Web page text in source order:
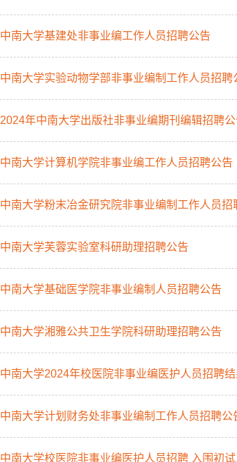
中南大学基建处非事业编工作人员招聘公告
中南大学实验动物学部非事业编制工作人员招聘
2024年中南大学出版社非事业编期刊编辑招聘公
中南大学计算机学院非事业编工作人员招聘公告
中南大学粉末冶金研究院非事业编制工作人员招
中南大学芙蓉实验室科研助理招聘公告
中南大学基础医学院非事业编制人员招聘公告
中南大学湘雅公共卫生学院科研助理招聘公告
中南大学2024年校医院非事业编医护人员招聘
中南大学计划财务处非事业编制工作人员招聘公
中南大学校医院非事业编医护人员招聘 入围初